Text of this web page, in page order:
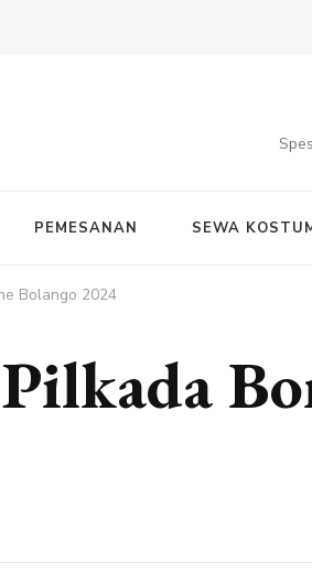
PEMESANAN SEWA
Bolango 2024